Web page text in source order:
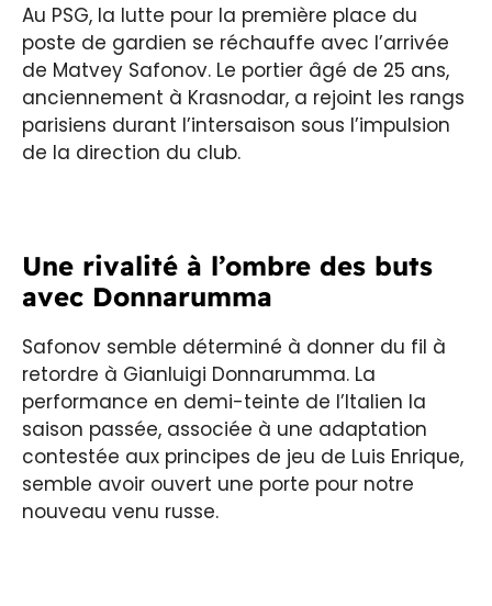
Au PSG, la lutte pour la première place du
poste de gardien se réchauffe avec l’arrivée
de Matvey Safonov. Le portier âgé de 25 ans,
anciennement à Krasnodar, a rejoint les rangs
parisiens durant l’intersaison sous l’impulsion
de la direction du club.
Une rivalité à l’ombre des buts
avec Donnarumma
Safonov semble déterminé à donner du fil à
retordre à Gianluigi Donnarumma. La
performance en demi-teinte de l’Italien la
saison passée, associée à une adaptation
contestée aux principes de jeu de Luis Enrique,
semble avoir ouvert une porte pour notre
nouveau venu russe.